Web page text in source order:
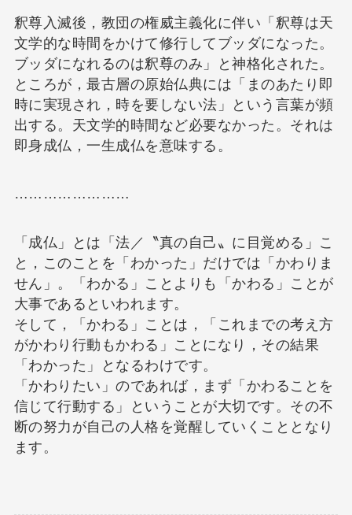
釈尊入滅後，教団の権威主義化に伴い「釈尊は天
文学的な時間をかけて修行してブッダになった。
ブッダになれるのは釈尊のみ」と神格化された。
ところが，最古層の原始仏典には「まのあたり即
時に実現され，時を要しない法」という言葉が頻
出する。天文学的時間など必要なかった。それは
即身成仏，一生成仏を意味する。
……………………
「成仏」とは「法／〝真の自己〟に目覚める」こ
と，このことを「わかった」だけでは「かわりま
せん」。「わかる」ことよりも「かわる」ことが
大事であるといわれます。
そして，「かわる」ことは，「これまでの考え方
がかわり行動もかわる」ことになり，その結果
「わかった」となるわけです。
「かわりたい」のであれば，まず「かわることを
信じて行動する」ということが大切です。その不
断の努力が自己の人格を覚醒していくこととなり
ます。